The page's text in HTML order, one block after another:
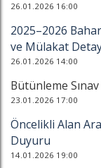
26.01.2026 16:00
2025–2026
ve Mülakat
26.01.2026 14:00
Bütünleme
23.01.2026 17:00
Öncelikli Alan
Duyuru
14.01.2026 19:00